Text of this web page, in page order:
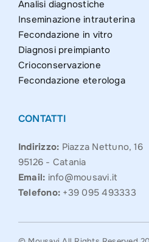
Analisi diagnostiche
Inseminazione intrauterina
Fecondazione in vitro
Diagnosi preimpianto
Crioconservazione
Fecondazione eterologa
CONTATTI
Indirizzo: Piazza Nettuno, 16
95126 - Catania
Email: info@mousavi.it
Telefono: +39 095 493333